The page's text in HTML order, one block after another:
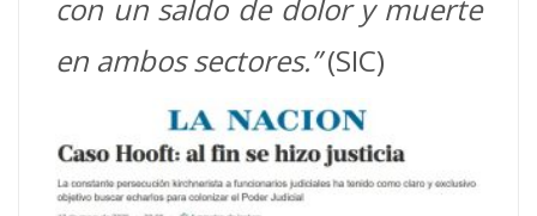
con un saldo de dolor y muerte
en ambos sectores.”(SIC)